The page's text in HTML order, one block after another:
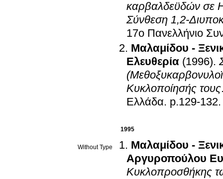
καρβαλδεϋδών σε
Σύνθεση 1,2-
17ο Πανελλήνιο
Μαλαμίδου -
Ελευθερία (1996).
Κυκλοποίησής τους
Ελλάδα. p.129-132.
1995
Without Type
Μαλαμίδου -
Αργυροπούλου
Κυκλοπροσθήκης